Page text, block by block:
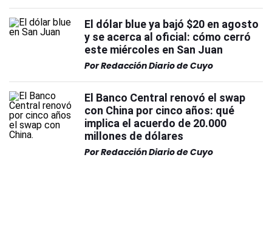
El dólar blue ya bajó $20 en agosto
y se acerca al oficial: cómo cerró
este miércoles en San Juan
PorRedacción Diario de Cuyo
El Banco Central renovó el swap
con China por cinco años: qué
implica el acuerdo de 20.000
millones de dólares
PorRedacción Diario de Cuyo